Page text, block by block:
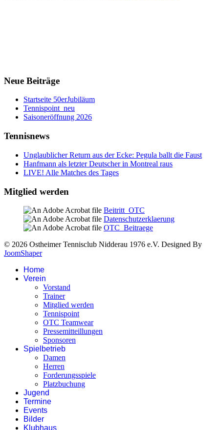
Neue Beiträge
Startseite 50erJubiläum
Tennispoint_neu
Saisoneröffnung 2026
Tennisnews
Unglaublicher Return aus der Ecke: Pegula ballt die Faust
Hanfmann als letzter Deutscher in Montreal raus
LIVE! Alle Matches des Tages
Mitglied werden
Beitritt_OTC
Datenschutzerklaerung
OTC_Beitraege
© 2026 Ostheimer Tennisclub Nidderau 1976 e.V. Designed By
JoomShaper
Home
Verein
Vorstand
Trainer
Mitglied werden
Tennispoint
OTC Teamwear
Pressemitteillungen
Sponsoren
Spielbetrieb
Damen
Herren
Forderungsspiele
Platzbuchung
Jugend
Termine
Events
Bilder
Klubhaus